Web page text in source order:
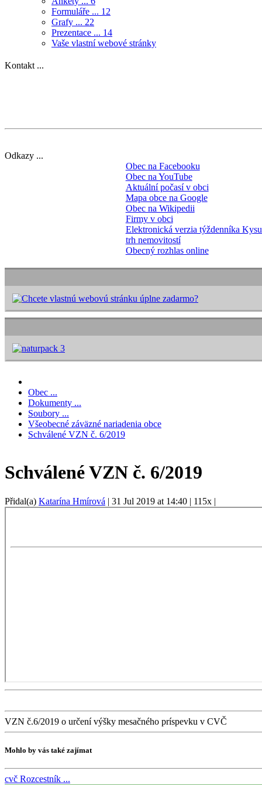
Formuláře ... 12
Grafy ... 22
Prezentace ... 14
Vaše vlastní webové stránky
Kontakt ...
Odkazy ...
Obec na Facebooku
Obec na YouTube
Aktuální počasí v obci
Mapa obce na Google
Obec na Wikipedii
Firmy v obci
Elektronická verzia týždenníka
trh nemovitostí
Obecný rozhlas online
Obec ...
Dokumenty ...
Soubory ...
Všeobecné záväzné nariadenia obce
Schválené VZN č. 6/2019
Schválené VZN č. 6/2019
Přidal(a) Katarína Hmírová | 31 Jul 2019 at 14:40 | 115x |
VZN č.6/2019 o určení výšky mesačného príspevku v CVČ
Mohlo by vás také zajímat
cvč Rozcestník ...